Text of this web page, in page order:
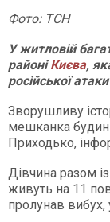
Фото: ТСН
У житловій
районіКиєва,
російської
Зворушливу
мешканка
Приходько,
Дівчина разом
живуть на 11
пролунав вибух,